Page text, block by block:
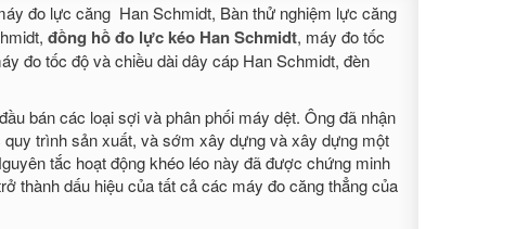
đo lực căng Han Schmidt, Bàn thử nghiệm lực căng
đồng hồ đo lực kéo Han Schmidt, máy đo tốc
đo tốc độ và chiều dài dây cáp Han Schmidt, đèn
bán các loại sợi và phân phối máy dệt. Ông đã nhận
trình sản xuất, và sớm xây dựng và xây dựng một
tắc hoạt động khéo léo này đã được chứng minh
thành dấu hiệu của tất cả các máy đo căng thẳng của